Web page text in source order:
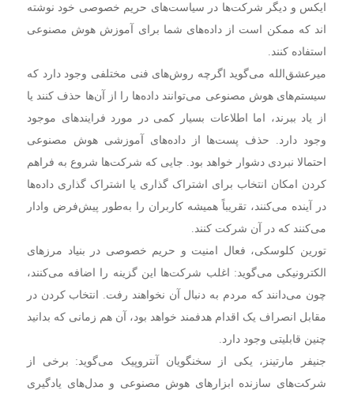
ایکس و دیگر شرکت‌ها در سیاست‌های حریم خصوصی خود نوشته
اند که ممکن است از داده‌های شما برای آموزش هوش مصنوعی
استفاده کنند.
میرعشق‌الله می‌گوید اگرچه روش‌های فنی مختلفی وجود دارد که
سیستم‌های هوش مصنوعی می‌توانند داده‌ها را از آن‌ها حذف کنند یا
از یاد ببرند، اما اطلاعات بسیار کمی در مورد فرایند‌های موجود
وجود دارد. حذف پست‌ها از داده‌های آموزشی هوش مصنوعی
احتمالا نبردی دشوار خواهد بود. جایی که شرکت‌ها شروع به فراهم
کردن امکان انتخاب برای اشتراک گذاری یا اشتراک گذاری داده‌ها
در آینده می‌کنند، تقریباً همیشه کاربران را به‌طور پیش‌فرض وادار
می‌کنند که در آن شرکت کنند.
تورین کلوسکی، فعال امنیت و حریم خصوصی در بنیاد مرز‌های
الکترونیکی می‌گوید: اغلب شرکت‌ها این گزینه را اضافه می‌کنند،
چون می‌دانند که مردم به دنبال آن نخواهند رفت. انتخاب کردن در
مقابل انصراف یک اقدام هدفمند خواهد بود، آن هم زمانی که بدانید
چنین قابلیتی وجود دارد.
جنیفر مارتینز، یکی از سخنگویان آنتروپیک می‌گوید: برخی از
شرکت‌های سازنده ابزار‌های هوش مصنوعی و مدل‌های یادگیری